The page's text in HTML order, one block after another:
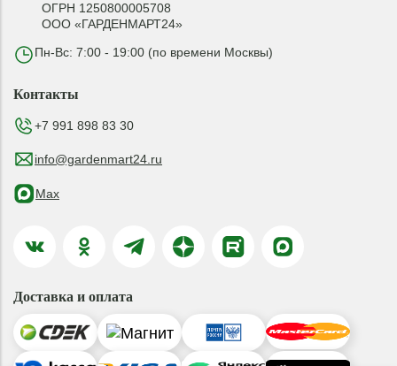
ОГРН 1250800005708
ООО «ГАРДЕНМАРТ24»
Пн-Вс: 7:00 - 19:00 (по времени Москвы)
Контакты
+7 991 898 83 30
info@gardenmart24.ru
Max
Доставка и оплата